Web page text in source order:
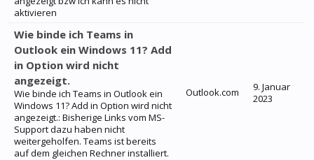
aktivieren
Wie binde ich Teams in
Outlook ein Windows 11? Add
in Option wird nicht
angezeigt.
Wie binde ich Teams in Outlook ein
Windows 11? Add in Option wird nicht
angezeigt.: Bisherige Links vom MS-
Support dazu haben nicht
weitergeholfen. Teams ist bereits
auf dem gleichen Rechner installiert.
Outlook.com
9. Januar
2023